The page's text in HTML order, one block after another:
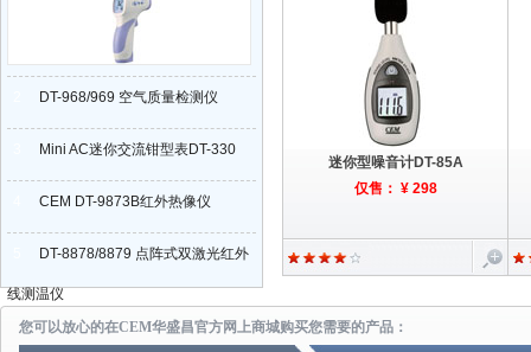
DT-968/969 空气质量检测仪
Mini AC迷你交流钳型表DT-330
CEM DT-9873B红外热像仪
DT-8878/8879 点阵式双激光红外
线测温仪
迷你型噪音计DT-85A
仅售： ¥ 298
您可以放心的在CEM华盛昌官方网上商城购买您需要的产品：